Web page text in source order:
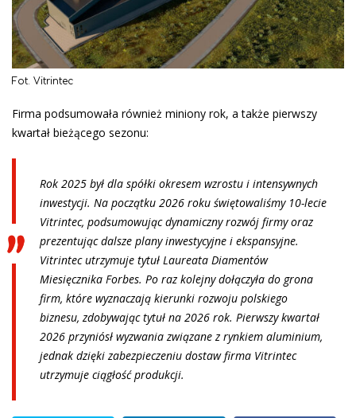
Fot. Vitrintec
Firma podsumowała również miniony rok, a także pierwszy
kwartał bieżącego sezonu:
Rok 2025 był dla spółki okresem wzrostu i intensywnych
inwestycji. Na początku 2026 roku świętowaliśmy 10-lecie
Vitrintec, podsumowując dynamiczny rozwój firmy oraz
prezentując dalsze plany inwestycyjne i ekspansyjne.
Vitrintec utrzymuje tytuł Laureata Diamentów
Miesięcznika Forbes. Po raz kolejny dołączyła do grona
firm, które wyznaczają kierunki rozwoju polskiego
biznesu, zdobywając tytuł na 2026 rok. Pierwszy kwartał
2026 przyniósł wyzwania związane z rynkiem aluminium,
jednak dzięki zabezpieczeniu dostaw firma Vitrintec
utrzymuje ciągłość produkcji.